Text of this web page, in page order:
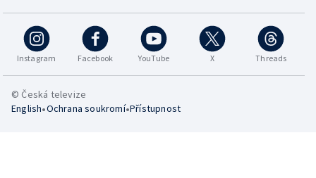
Instagram Facebook YouTube X Threads
© Česká televize
English•Ochrana soukromí•Přístupnost